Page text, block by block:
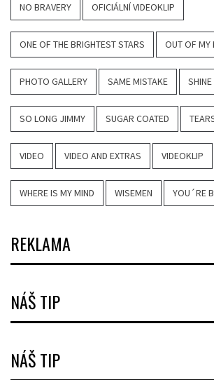
NO BRAVERY OFICIÁLNÍ VIDEOKLIP
ONE OF THE BRIGHTEST STARS OUT OF MY
PHOTO GALLERY SAME MISTAKE
SO LONG JIMMY SUGAR COATED
VIDEO VIDEO AND EXTRAS VIDEOKLIP
WHERE IS MY MIND WISEMEN YOU´RE
REKLAMA
NÁŠ TIP
NÁŠ TIP